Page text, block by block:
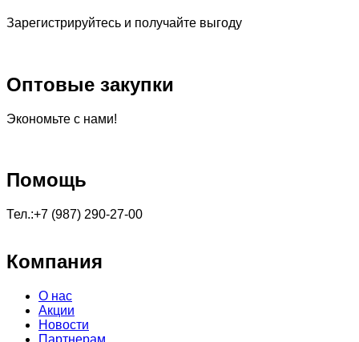
Зарегистрируйтесь и получайте выгоду
Оптовые закупки
Экономьте с нами!
Помощь
Тел.:+7 (987) 290-27-00
Компания
О нас
Акции
Новости